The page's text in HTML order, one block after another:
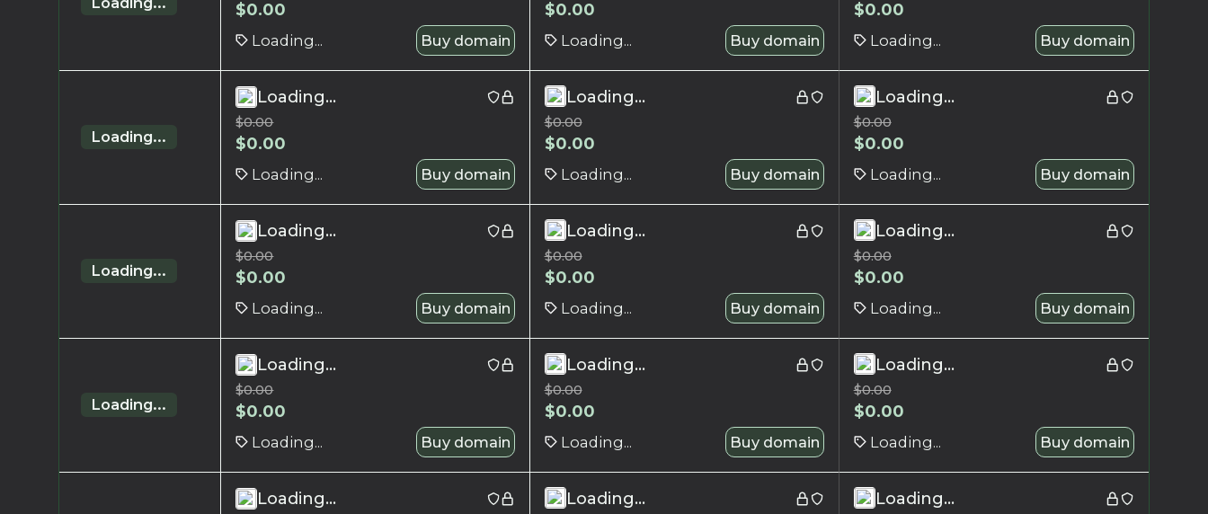
$0.00
Loading... Buy domain
$0.00
Loading... Buy domain
$0.00
Loading... Buy domain
Loading...
Loading...
$0.00
$0.00
Loading... Buy domain
Loading...
$0.00
$0.00
Loading... Buy domain
Loading...
$0.00
$0.00
Loading... Buy domain
Loading...
Loading...
$0.00
$0.00
Loading... Buy domain
Loading...
$0.00
$0.00
Loading... Buy domain
Loading...
$0.00
$0.00
Loading... Buy domain
Loading...
Loading...
$0.00
$0.00
Loading... Buy domain
Loading...
$0.00
$0.00
Loading... Buy domain
Loading...
$0.00
$0.00
Loading... Buy domain
Loading... Loading... Loading...